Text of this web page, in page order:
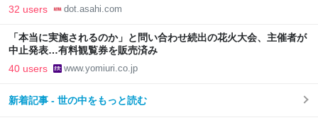
32 users dot.asahi.com
「本当に実施されるのか」と問い合わせ続出の花火大会、主催者が
中止発表…有料観覧券を販売済み
40 users www.yomiuri.co.jp
新着記事 - 世の中をもっと読む